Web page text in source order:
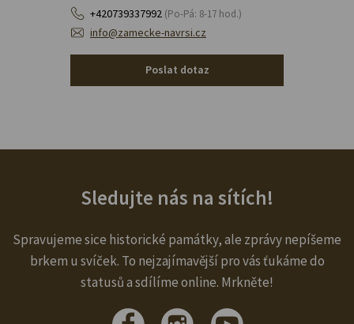
+420739337992 (Po-Pá: 8-17 hod.)
info@zamecke-navrsi.cz
Poslat dotaz
Sledujte nás na sítích!
Spravujeme sice historické památky, ale zprávy nepíšeme
brkem u svíček. To nejzajímavější pro vás ťukáme do
statusů a sdílíme online. Mrkněte!